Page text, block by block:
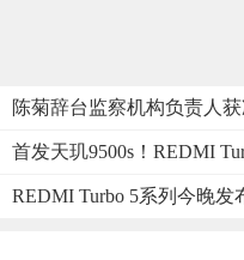
陈菊辞台监察机构负责人
首发天玑9500s！REDMI
REDMI Turbo 5系列今晚